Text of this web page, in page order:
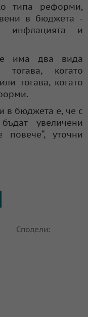
типа реформи,
в бюджета -
инфлацията и
има два вида
когато
тогава, когато
в бюджета е, че с
увеличени
уточни
Сподели: